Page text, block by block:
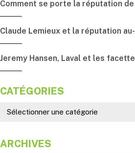
Comment se porte la réputation
Claude Lemieux et la réputation
Jeremy Hansen, Laval et les
CATÉGORIES
ARCHIVES